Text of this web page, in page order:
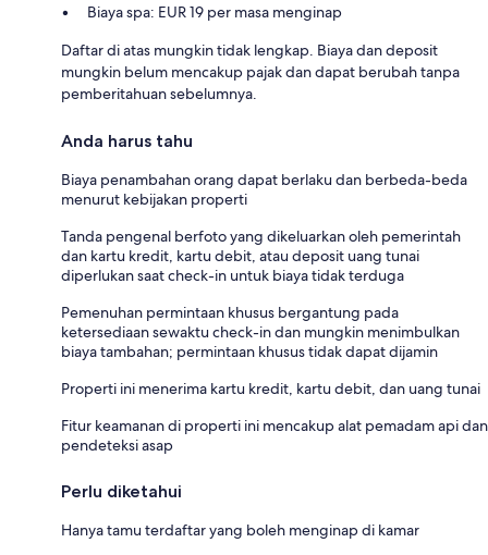
Biaya spa: EUR 19 per masa menginap
Daftar di atas mungkin tidak lengkap. Biaya dan deposit
mungkin belum mencakup pajak dan dapat berubah tanpa
pemberitahuan sebelumnya.
Anda harus tahu
Biaya penambahan orang dapat berlaku dan berbeda-beda
menurut kebijakan properti
Tanda pengenal berfoto yang dikeluarkan oleh pemerintah
dan kartu kredit, kartu debit, atau deposit uang tunai
diperlukan saat check-in untuk biaya tidak terduga
Pemenuhan permintaan khusus bergantung pada
ketersediaan sewaktu check-in dan mungkin menimbulkan
biaya tambahan; permintaan khusus tidak dapat dijamin
Properti ini menerima kartu kredit, kartu debit, dan uang tunai
Fitur keamanan di properti ini mencakup alat pemadam api dan
pendeteksi asap
Perlu diketahui
Hanya tamu terdaftar yang boleh menginap di kamar